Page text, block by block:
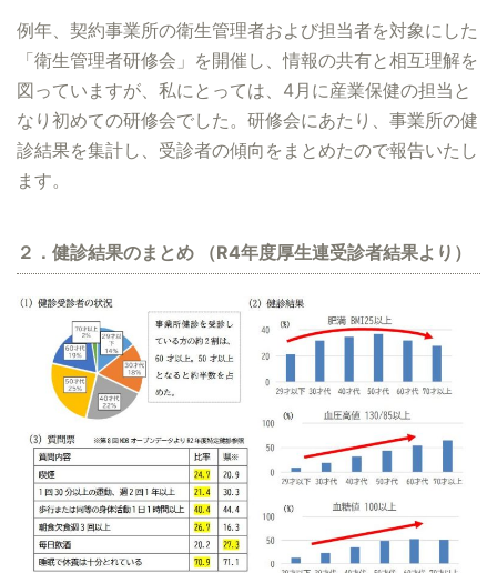
例年、契約事業所の衛生管理者および担当者を対象にした
「衛生管理者研修会」を開催し、情報の共有と相互理解を
図っていますが、私にとっては、4月に産業保健の担当と
なり初めての研修会でした。研修会にあたり、事業所の健
診結果を集計し、受診者の傾向をまとめたので報告いたし
ます。
２．健診結果のまとめ （R4年度厚生連受診者結果より）